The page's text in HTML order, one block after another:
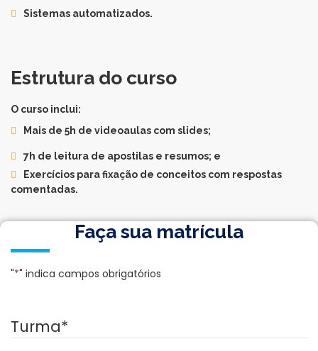
Sistemas automatizados.
Estrutura do curso
O curso inclui:
Mais de 5h de videoaulas com slides;
7h de leitura de apostilas e resumos; e
Exercícios para fixação de conceitos com respostas
comentadas.
Faça sua matrícula
"*" indica campos obrigatórios
Turma*